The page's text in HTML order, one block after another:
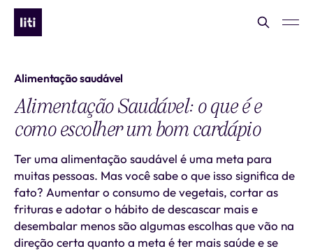
Alimentação saudável
Alimentação Saudável: o que é e
como escolher um bom cardápio
Ter uma alimentação saudável é uma meta para
muitas pessoas. Mas você sabe o que isso significa de
fato? Aumentar o consumo de vegetais, cortar as
frituras e adotar o hábito de descascar mais e
desembalar menos são algumas escolhas que vão na
direção certa quanto a meta é ter mais saúde e se